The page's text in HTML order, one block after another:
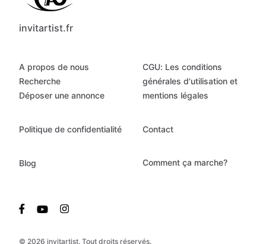
invitartist.fr
© 2026 invitartist. Tout droits réservés.
A propos de nous
Recherche
Déposer une annonce
CGU: Les conditions
générales d'utilisation et
mentions légales
Politique de confidentialité Contact
Blog Comment ça marche?